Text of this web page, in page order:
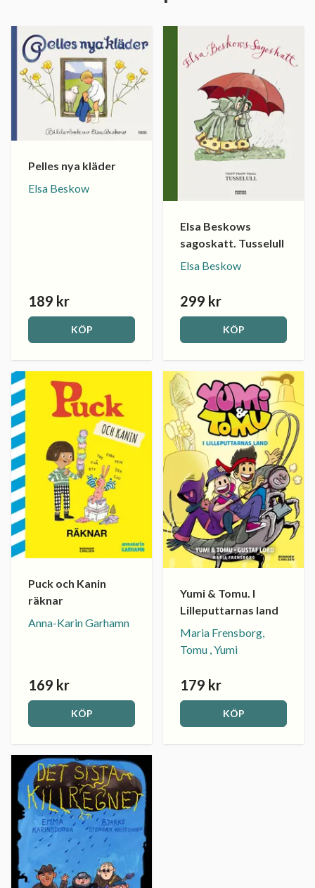
Pelles nya kläder
Elsa Beskow
189 kr
KÖP
Elsa Beskows
sagoskatt. Tusselull
Elsa Beskow
299 kr
KÖP
Puck och Kanin
räknar
Anna-Karin Garhamn
169 kr
KÖP
Yumi & Tomu. I
Lilleputtarnas land
Maria Frensborg,
Tomu , Yumi
179 kr
KÖP